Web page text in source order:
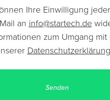
Ihre Einwilligung
an info@startech.de
zum Umgang
Datenschutzerklärung